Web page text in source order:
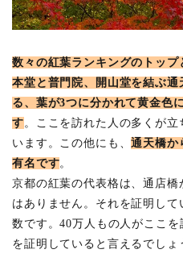
数々の紅葉ランキングのトップ
本堂と普門院、開山堂を結ぶ
る、葉が3つに分かれて黄金色
す。ここを訪れた人の多くが
います。この他にも、通天橋か
有名です。
京都の紅葉の代表格は、通店
はありません。それを証明し
数です。40万人もの人がここ
を証明していると言えるでしょ